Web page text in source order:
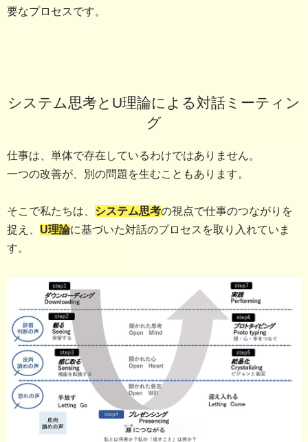
要なプロセスです。
システム思考とU理論による対話ミーティン
グ
仕事は、単体で存在しているわけではありません。
一つの改善が、別の問題を生むこともあります。
そこで私たちは、 システム思考の視点で仕事のつながりを
捉え、 U理論に基づいた対話のプロセスを取り入れていま
す。